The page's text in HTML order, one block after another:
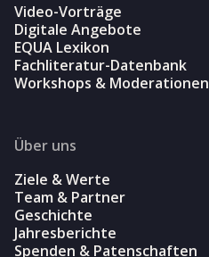
Video-Vorträge
Digitale Angebote
EQUA Lexikon
Fachliteratur-Datenbank
Workshops & Moderationen
Über uns
Ziele & Werte
Team & Partner
Geschichte
Jahresberichte
Spenden & Patenschaften